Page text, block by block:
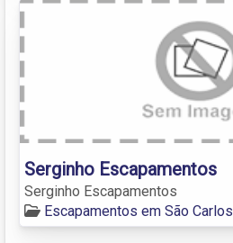
Serginho Escapamentos
Serginho Escapamentos
Escapamentos em São Carlos